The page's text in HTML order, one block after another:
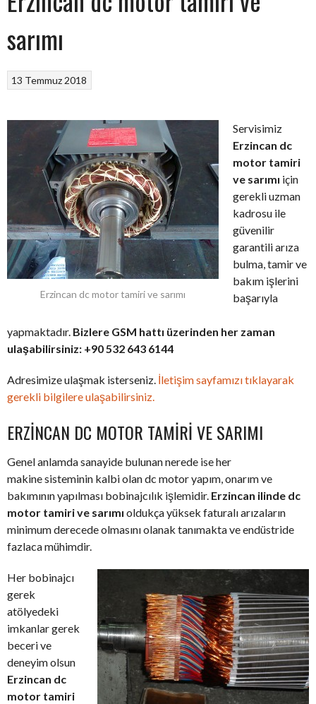
sarımı
13 Temmuz 2018
Erzincan dc motor tamiri ve sarımı
Servisimiz
Erzincan dc
motor tamiri
ve sarımı için
gerekli uzman
kadrosu ile
güvenilir
garantili arıza
bulma, tamir ve
bakım işlerini
başarıyla
yapmaktadır. Bizlere GSM hattı üzerinden her zaman
ulaşabilirsiniz: +90 532 643 6144
Adresimize ulaşmak isterseniz. İletişim sayfamızı tıklayarak
gerekli bilgilere ulaşabilirsiniz.
ERZINCAN DC MOTOR TAMIRI VE SARIMI
Genel anlamda sanayide bulunan nerede ise her
makine sisteminin kalbi olan dc motor yapım, onarım ve
bakımının yapılması bobinajcılık işlemidir. Erzincan ilinde dc
motor tamiri ve sarımı oldukça yüksek faturalı arızaların
minimum derecede olmasını olanak tanımakta ve endüstride
fazlaca mühimdir.
Her bobinajcı
gerek
atölyedeki
imkanlar gerek
beceri ve
deneyim olsun
Erzincan dc
motor tamiri